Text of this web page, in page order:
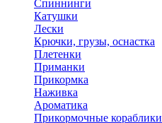
Спиннинги
Катушки
Лески
Крючки, грузы, оснастка
Плетенки
Приманки
Прикормка
Наживка
Ароматика
Прикормочные кораблики